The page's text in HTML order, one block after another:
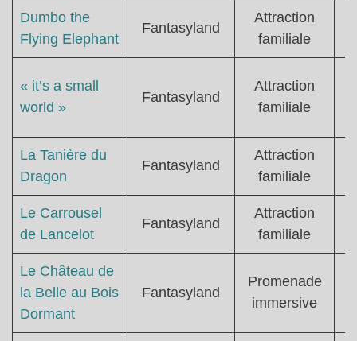
Dumbo the
Flying Elephant
Fantasyland
Attraction
familiale
« it’s a small
world »
Fantasyland
Attraction
familiale
La Tanière du
Dragon
Fantasyland
Attraction
familiale
Le Carrousel
de Lancelot
Fantasyland
Attraction
familiale
Le Château de
la Belle au Bois
Dormant
Fantasyland
Promenade
immersive